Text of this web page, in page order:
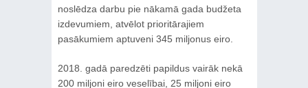
noslēdza darbu pie nākamā gada budžeta
izdevumiem, atvēlot prioritārajiem
pasākumiem aptuveni 345 miljonus eiro.
2018. gadā paredzēti papildus vairāk nekā
200 miljoni eiro veselībai, 25 miljoni eiro